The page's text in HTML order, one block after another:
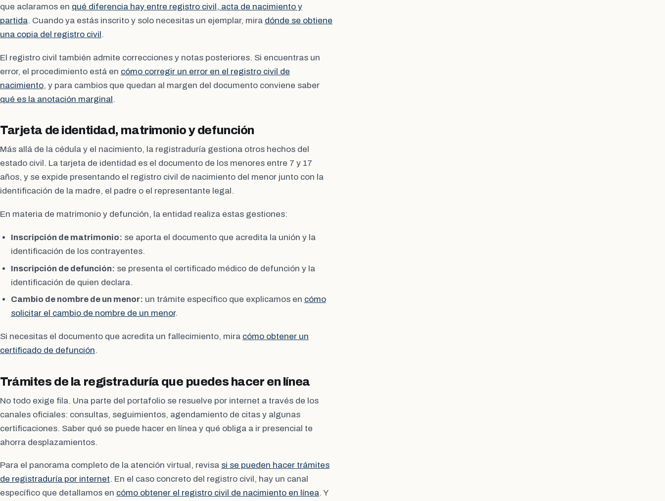
que aclaramos en qué diferencia hay entre registro civil, acta de nacimiento y
partida. Cuando ya estás inscrito y solo necesitas un ejemplar, mira dónde se obtiene
una copia del registro civil.
El registro civil también admite correcciones y notas posteriores. Si encuentras un
error, el procedimiento está en cómo corregir un error en el registro civil de
nacimiento, y para cambios que quedan al margen del documento conviene saber
qué es la anotación marginal.
Tarjeta de identidad, matrimonio y defunción
Más allá de la cédula y el nacimiento, la registraduría gestiona otros hechos del
estado civil. La tarjeta de identidad es el documento de los menores entre 7 y 17
años, y se expide presentando el registro civil de nacimiento del menor junto con la
identificación de la madre, el padre o el representante legal.
En materia de matrimonio y defunción, la entidad realiza estas gestiones:
Inscripción de matrimonio: se aporta el documento que acredita la unión y la
identificación de los contrayentes.
Inscripción de defunción: se presenta el certificado médico de defunción y la
identificación de quien declara.
Cambio de nombre de un menor: un trámite específico que explicamos en cómo
solicitar el cambio de nombre de un menor.
Si necesitas el documento que acredita un fallecimiento, mira cómo obtener un
certificado de defunción.
Trámites de la registraduría que puedes hacer en línea
No todo exige fila. Una parte del portafolio se resuelve por internet a través de los
canales oficiales: consultas, seguimientos, agendamiento de citas y algunas
certificaciones. Saber qué se puede hacer en línea y qué obliga a ir presencial te
ahorra desplazamientos.
Para el panorama completo de la atención virtual, revisa si se pueden hacer trámites
de registraduría por internet. En el caso concreto del registro civil, hay un canal
específico que detallamos en cómo obtener el registro civil de nacimiento en línea. Y